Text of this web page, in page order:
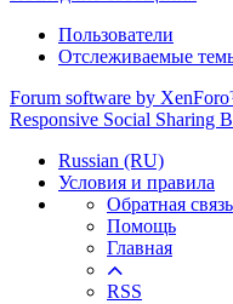
Пользователи
Отслеживаемые
Forum software by
Responsive Social Sharing
Russian (RU)
Условия и правила
Обратная связь
Помощь
Главная
RSS